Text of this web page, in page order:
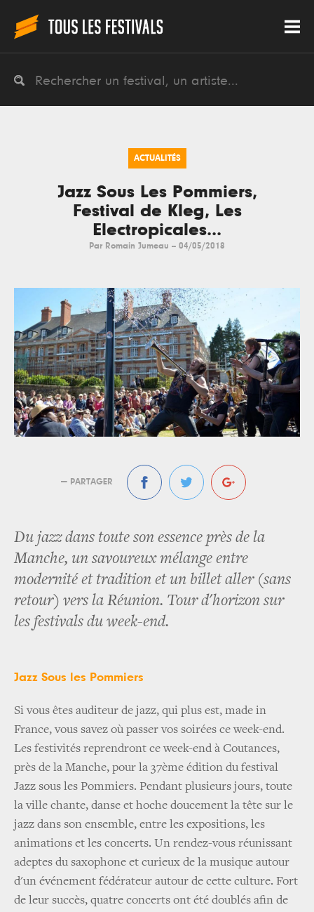
ACTUALITÉS
Jazz Sous Les Pommiers,
Festival de Kleg, Les
Electropicales...
Par Romain Jumeau -- 04/05/2018
— PARTAGER
Du jazz dans toute son essence près de la
Manche, un savoureux mélange entre
modernité et tradition et un billet aller (sans
retour) vers la Réunion. Tour d'horizon sur
les festivals du week-end.
Jazz Sous les Pommiers
Si vous êtes auditeur de jazz, qui plus est, made in
France, vous savez où passer vos soirées ce week-end.
Les festivités reprendront ce week-end à Coutances,
près de la Manche, pour la 37ème édition du festival
Jazz sous les Pommiers. Pendant plusieurs jours, toute
la ville chante, danse et hoche doucement la tête sur le
jazz dans son ensemble, entre les expositions, les
animations et les concerts. Un rendez-vous réunissant
adeptes du saxophone et curieux de la musique autour
d'un événement fédérateur autour de cette culture. Fort
de leur succès, quatre concerts ont été doublés afin de